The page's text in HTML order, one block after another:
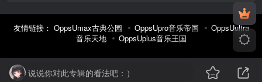
友情链接： OppsUmax古典公园 OppsUpro音乐帝国
OppsUultra
音乐天地
OppsUplus音乐王国
说说你对此专辑的看法吧：）